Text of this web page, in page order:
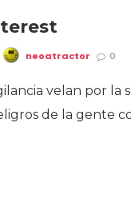
neoatractor 0
velan por
de la gente